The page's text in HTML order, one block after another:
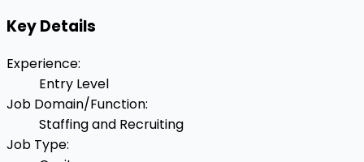
Key Details
Experience:
Entry Level
Job Domain/Function:
Staffing and Recruiting
Job Type: